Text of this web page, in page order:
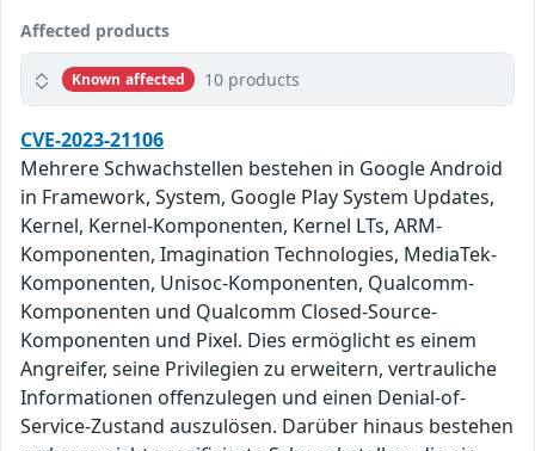
Affected products
Known affected 10 products
CVE-2023-21106
Mehrere Schwachstellen bestehen in Google Android
in Framework, System, Google Play System Updates,
Kernel, Kernel-Komponenten, Kernel LTs, ARM-
Komponenten, Imagination Technologies, MediaTek-
Komponenten, Unisoc-Komponenten, Qualcomm-
Komponenten und Qualcomm Closed-Source-
Komponenten und Pixel. Dies ermöglicht es einem
Angreifer, seine Privilegien zu erweitern, vertrauliche
Informationen offenzulegen und einen Denial-of-
Service-Zustand auszulösen. Darüber hinaus bestehen